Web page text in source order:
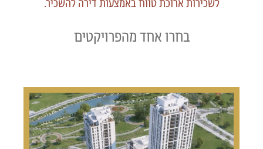
לשכירות ארוכת טווח באמצעות דירה להשכיר.
בחרו אחד מהפרויקטים